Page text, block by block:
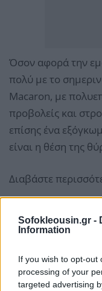
Sofokleousin.gr -
Information
If you wish to opt-out
processing of your
targeted advertising
Όσον αφορά την
πολύ με το
Macaron, με
προβολείς και
επίσης ένα
είναι η θέση της
Διαβάστε